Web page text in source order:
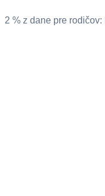
2 % z dane pre